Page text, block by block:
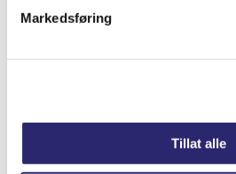
Markedsføring
Tillat alle
kr4,048.75 (ex mva:
Varenummer: els-0124325052